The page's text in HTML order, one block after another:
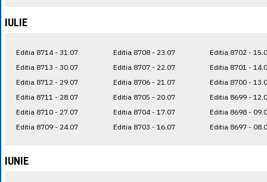
IULIE
Editia 8714 - 31.07
Editia 8713 - 30.07
Editia 8712 - 29.07
Editia 8711 - 28.07
Editia 8710 - 27.07
Editia 8709 - 24.07
Editia 8708 - 23.07
Editia 8707 - 22.07
Editia 8706 - 21.07
Editia 8705 - 20.07
Editia 8704 - 17.07
Editia 8703 - 16.07
Editia 8702 -
Editia 8701 -
Editia 8700 -
Editia 8699 -
Editia 8698 -
Editia 8697 -
IUNIE